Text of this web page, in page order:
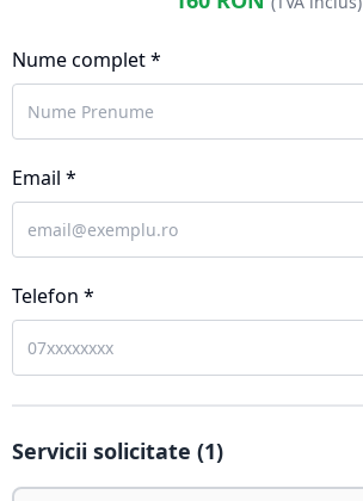
Nume complet *
Email *
Telefon *
Servicii solicitate (1)